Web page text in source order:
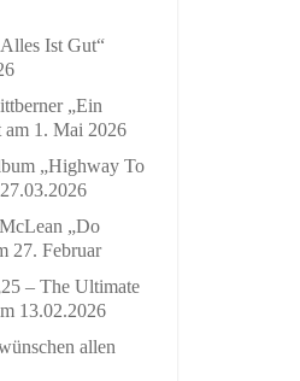
Ist Gut“
„Ein
am 1. Mai 2026
„Highway To
„Do
27. Februar
– The Ultimate
13.02.2026
allen